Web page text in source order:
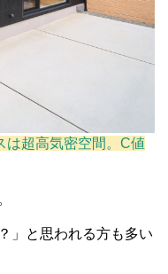
は超高気密空間。C値
」と思われる方も多い